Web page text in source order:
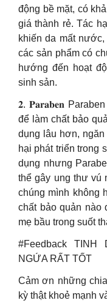
động bề mặt, có
giá thành rẻ. Tác
khiến da mất
các sản phẩm có
hướng đến hoạt
sinh sản.
𝟐. 𝐏𝐚𝐫𝐚𝐛𝐞𝐧
để làm chất bảo
dụng lâu hơn,
hại phát triển trong
dụng nhưng
thể gây ung thư vú
chúng mình không
chất bảo quản nào
mẹ bầu trong suốt
#Feedback TINH
NGỨA RẤT TỐT
Cảm ơn những
kỳ thật khoẻ mạnh